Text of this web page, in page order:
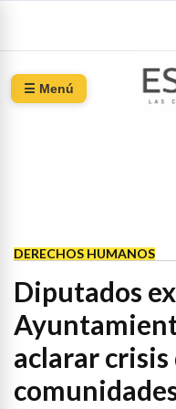
☰ Menú
DERECHOS HUMANOS
Diputados
aclarar crisis